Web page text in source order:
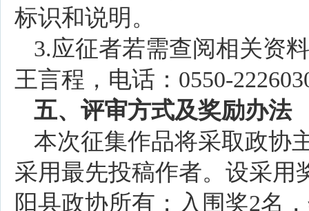
标识和说明。
3.应征者若需查阅相关资
王言程，电话：0550-
五、评审方式及奖励办法
本次征集作品将采取政协
采用最先投稿作者。设采用
阳县政协所有；入围奖2名